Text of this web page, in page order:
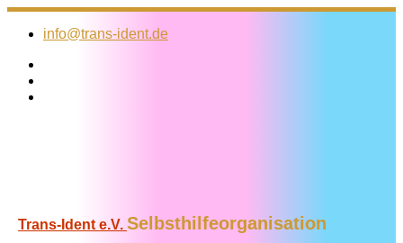
Zum
Inhalt
info@trans-ident.de
Trans-Ident e.V. Selbsthilfeorganisation